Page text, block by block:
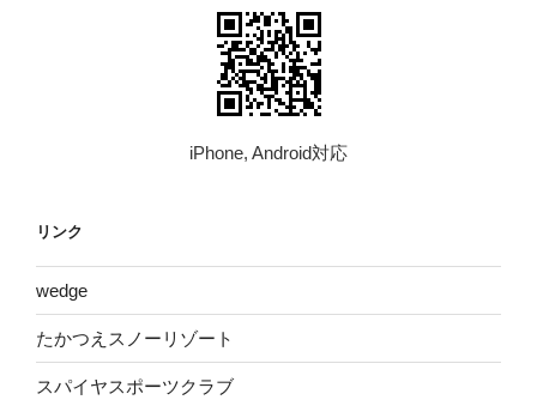
iPhone, Android対応
リンク
wed​ge
たかつえスノーリゾート
スパイヤスポーツクラブ